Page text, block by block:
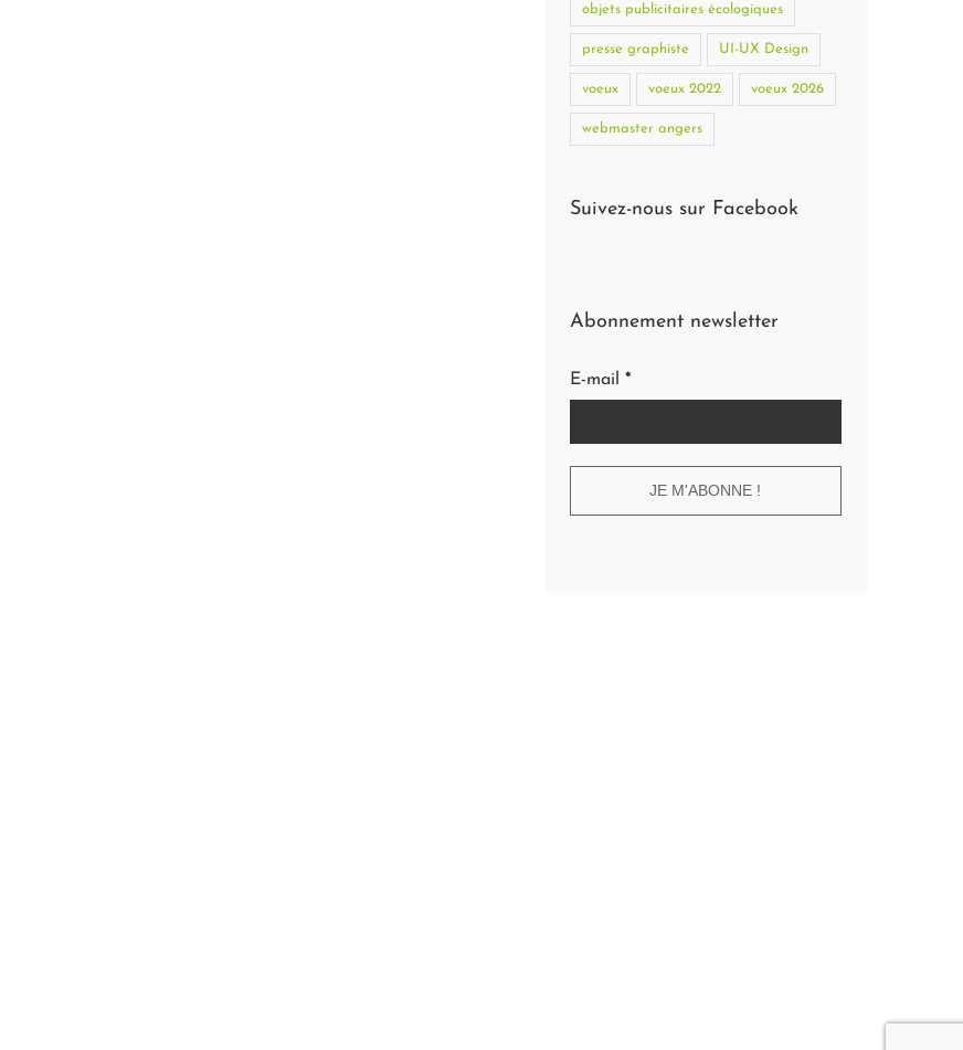
objets publicitaires écologiques
presse graphiste UI-UX Design
voeux voeux 2022 voeux 2026
webmaster angers
Suivez-nous sur Facebook
Abonnement newsletter
E-mail *